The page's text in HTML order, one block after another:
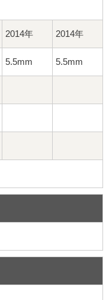
2014年 2014年
5.5mm 5.5mm